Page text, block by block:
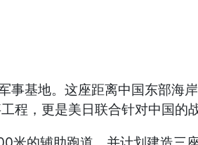
事基地。这座距离中国东部海
，更是美日联合针对中国的